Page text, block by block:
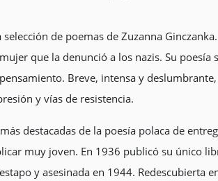
de poemas de Zuzanna
que la denunció a los nazis. Su
Breve, intensa y
y vías de resistencia.
destacadas de la poesía polaca de
muy joven. En 1936 publicó su único
y asesinada en 1944. Redescubierta